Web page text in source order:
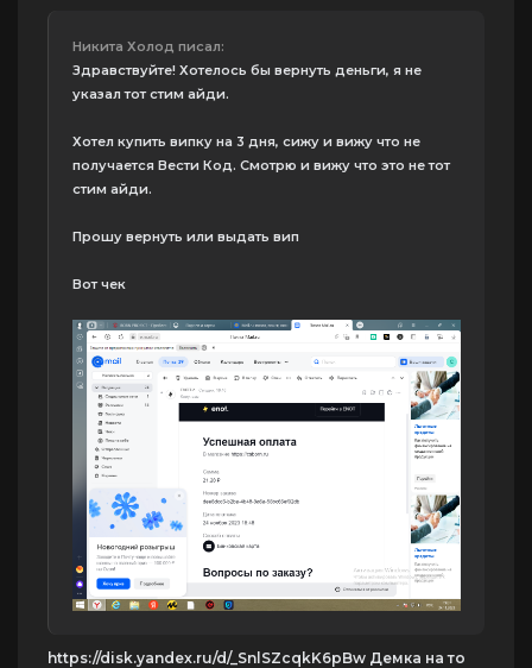
Никита Холод писал:
Здравствуйте! Хотелось бы вернуть деньги, я не
указал тот стим айди.
Хотел купить випку на 3 дня, сижу и вижу что не
получается Вести Код. Смотрю и вижу что это не тот
стим айди.
Прошу вернуть или выдать вип
Вот чек
https://disk.yandex.ru/d/_SnlSZcqkK6pBw Демка на то